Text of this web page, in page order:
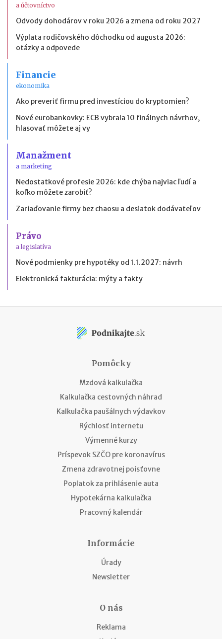
a účtovníctvo
Odvody dohodárov v roku 2026 a zmena od roku 2027
Výplata rodičovského dôchodku od augusta 2026:
otázky a odpovede
Financie
ekonomika
Ako preveriť firmu pred investíciou do kryptomien?
Nové eurobankovky: ECB vybrala 10 finálnych návrhov,
hlasovať môžete aj vy
Manažment
a marketing
Nedostatkové profesie 2026: kde chýba najviac ľudí a
koľko môžete zarobiť?
Zariaďovanie firmy bez chaosu a desiatok dodávateľov
Právo
a legislatíva
Nové podmienky pre hypotéky od 1.1.2027: návrh
Elektronická fakturácia: mýty a fakty
Pomôcky
Mzdová kalkulačka
Kalkulačka cestovných náhrad
Kalkulačka paušálnych výdavkov
Rýchlosť internetu
Výmenné kurzy
Príspevok SZČO pre koronavírus
Zmena zdravotnej poisťovne
Poplatok za prihlásenie auta
Hypotekárna kalkulačka
Pracovný kalendár
Informácie
Úrady
Newsletter
O nás
Reklama